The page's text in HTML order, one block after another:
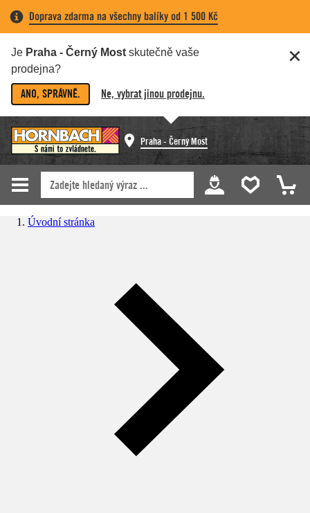
Doprava zdarma na všechny balíky od 1 500 Kč
Je Praha - Černý Most skutečně vaše
prodejna?
ANO, SPRÁVNĚ. Ne, vybrat jinou prodejnu.
Praha - Černý Most
Úvodní stránka